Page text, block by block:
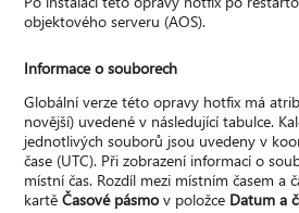
objektového serveru (AOS).
Informace o souborech
Globální verze této opravy hotfix má
novější) uvedené v následující tabulce.
jednotlivých souborů jsou uvedeny v
čase (UTC). Při zobrazení informací o
místní čas. Rozdíl mezi místním časem a
kartěČasové pásmo v položce Datum a